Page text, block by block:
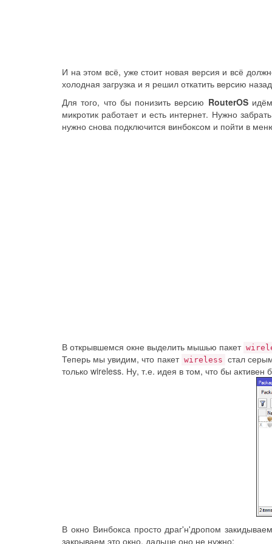
И на этом всё, уже стоит новая версия и всё
холодная загрузка и я решил откатить версию
Для того, что бы понизить версию RouterOS
микротик работает и есть интернет. Нужно
нужно снова подключится винбоксом и пойти в
В открывшемся окне выделить мышью пакет
Теперь мы увидим, что пакет wireless стал
только wireless. Ну, т.е. идея в том, что бы активен
В окно Винбокса просто драг'н'дропом
закрываем это окно, дальше оно не нужно: